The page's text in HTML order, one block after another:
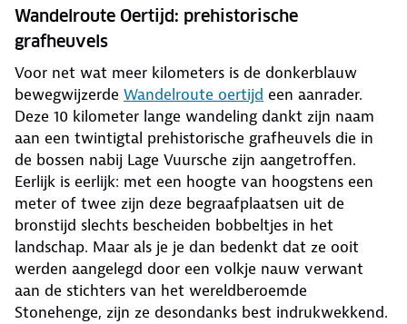
Wandelroute Oertijd: prehistorische
grafheuvels
Voor net wat meer kilometers is de donkerblauw
bewegwijzerde Wandelroute oertijd een aanrader.
Deze 10 kilometer lange wandeling dankt zijn naam
aan een twintigtal prehistorische grafheuvels die in
de bossen nabij Lage Vuursche zijn aangetroffen.
Eerlijk is eerlijk: met een hoogte van hoogstens een
meter of twee zijn deze begraafplaatsen uit de
bronstijd slechts bescheiden bobbeltjes in het
landschap. Maar als je je dan bedenkt dat ze ooit
werden aangelegd door een volkje nauw verwant
aan de stichters van het wereldberoemde
Stonehenge, zijn ze desondanks best indrukwekkend.